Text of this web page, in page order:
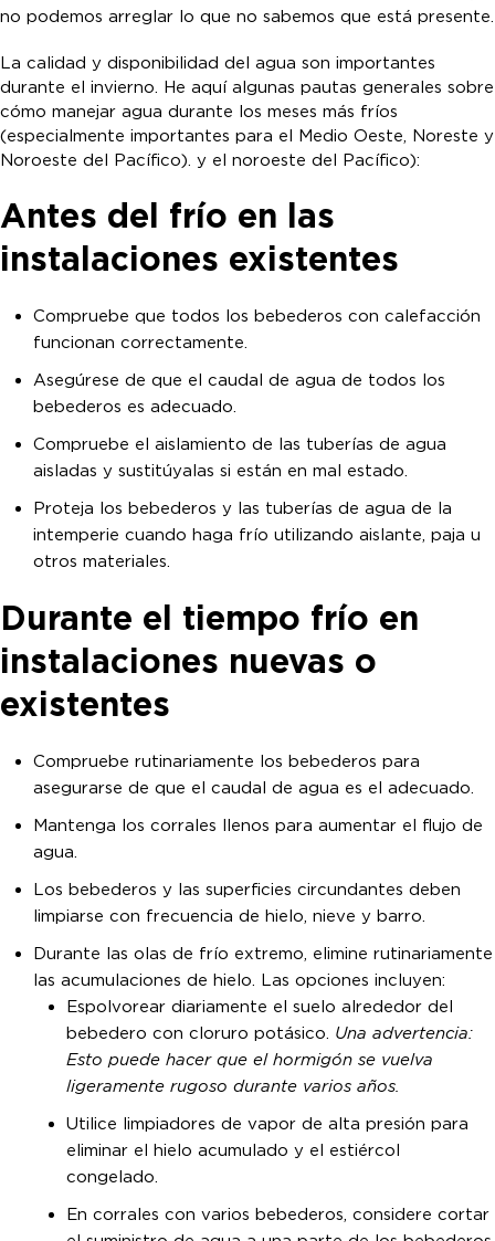
no podemos arreglar lo que no sabemos que está presente.
La calidad y disponibilidad del agua son importantes
durante el invierno. He aquí algunas pautas generales sobre
cómo manejar agua durante los meses más fríos
(especialmente importantes para el Medio Oeste, Noreste y
Noroeste del Pacífico). y el noroeste del Pacífico):
Antes del frío en las
instalaciones existentes
Compruebe que todos los bebederos con calefacción
funcionan correctamente.
Asegúrese de que el caudal de agua de todos los
bebederos es adecuado.
Compruebe el aislamiento de las tuberías de agua
aisladas y sustitúyalas si están en mal estado.
Proteja los bebederos y las tuberías de agua de la
intemperie cuando haga frío utilizando aislante, paja u
otros materiales.
Durante el tiempo frío en
instalaciones nuevas o
existentes
Compruebe rutinariamente los bebederos para
asegurarse de que el caudal de agua es el adecuado.
Mantenga los corrales llenos para aumentar el flujo de
agua.
Los bebederos y las superficies circundantes deben
limpiarse con frecuencia de hielo, nieve y barro.
Durante las olas de frío extremo, elimine rutinariamente
las acumulaciones de hielo. Las opciones incluyen:
Espolvorear diariamente el suelo alrededor del
bebedero con cloruro potásico. Una advertencia:
Esto puede hacer que el hormigón se vuelva
ligeramente rugoso durante varios años.
Utilice limpiadores de vapor de alta presión para
eliminar el hielo acumulado y el estiércol
congelado.
En corrales con varios bebederos, considere cortar